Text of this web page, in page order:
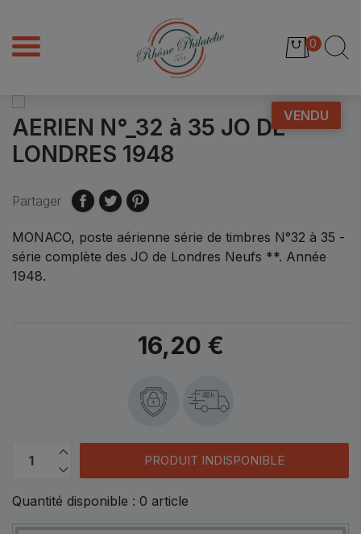
0
VENDU
AERIEN N°_32 à 35 JO DE
LONDRES 1948
Partager
MONACO, poste aérienne série de timbres N°32 à 35 -
série complète des JO de Londres Neufs **. Année
1948.
16,20 €
48h
PRODUIT INDISPONIBLE
Quantité disponible : 0 article